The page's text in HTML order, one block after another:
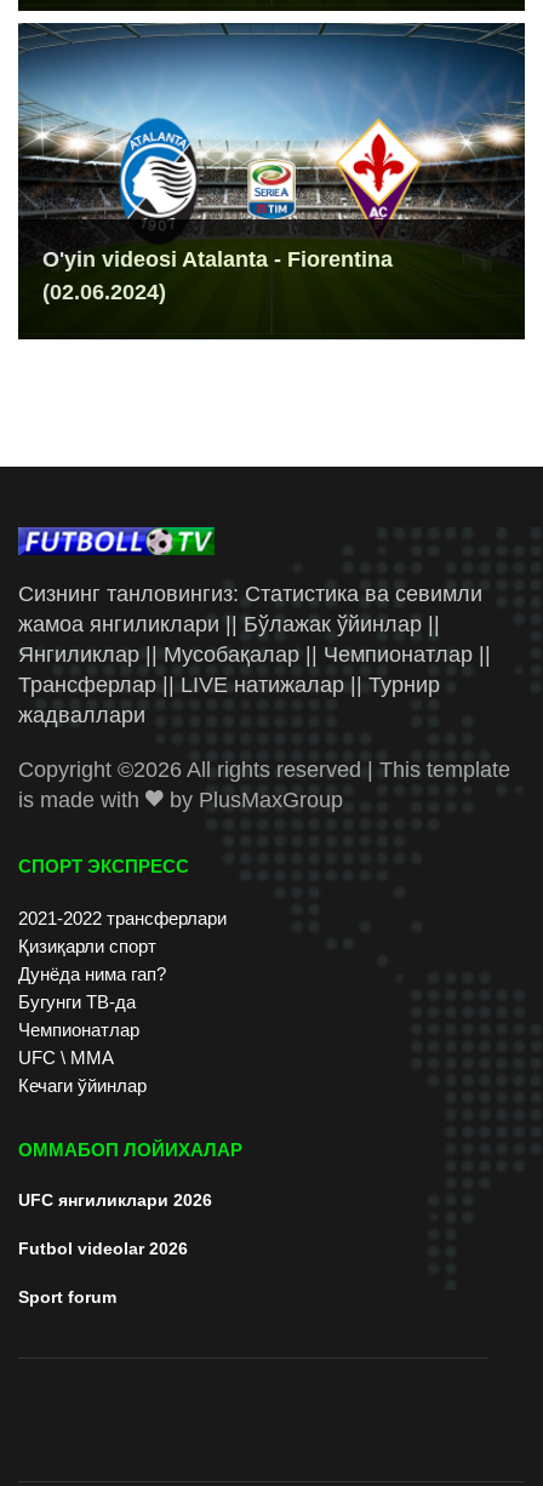
O'yin videosi Atalanta - Fiorentina
(02.06.2024)
Сизнинг танловингиз: Статистика ва севимли
жамоа янгиликлари || Бўлажак ўйинлар ||
Янгиликлар || Мусобақалар || Чемпионатлар ||
Трансферлар || LIVE натижалар || Турнир
жадваллари
Copyright ©2026 All rights reserved | This template
is made with
by PlusMaxGroup
СПОРТ ЭКСПРЕСС
2021-2022 трансферлари
Қизиқарли спорт
Дунёда нима гап?
Бугунги ТВ-да
Чемпионатлар
UFC \ ММА
Кечаги ўйинлар
ОММАБОП ЛОЙИХАЛАР
UFC янгиликлари 2026
Futbol videolar 2026
Sport forum